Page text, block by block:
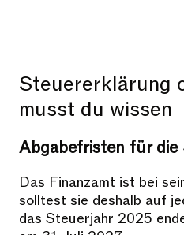
Steuererklärung
musst du wissen
Abgabefristen für
Das Finanzamt ist bei
solltest sie deshalb auf
das Steuerjahr 2025